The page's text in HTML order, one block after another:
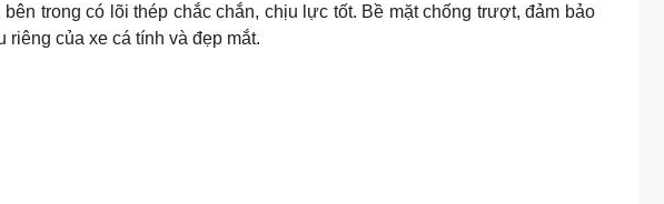
trong có lõi thép chắc chắn, chịu lực tốt. Bề mặt chống trượt, đảm bảo
của xe cá tính và đẹp mắt.